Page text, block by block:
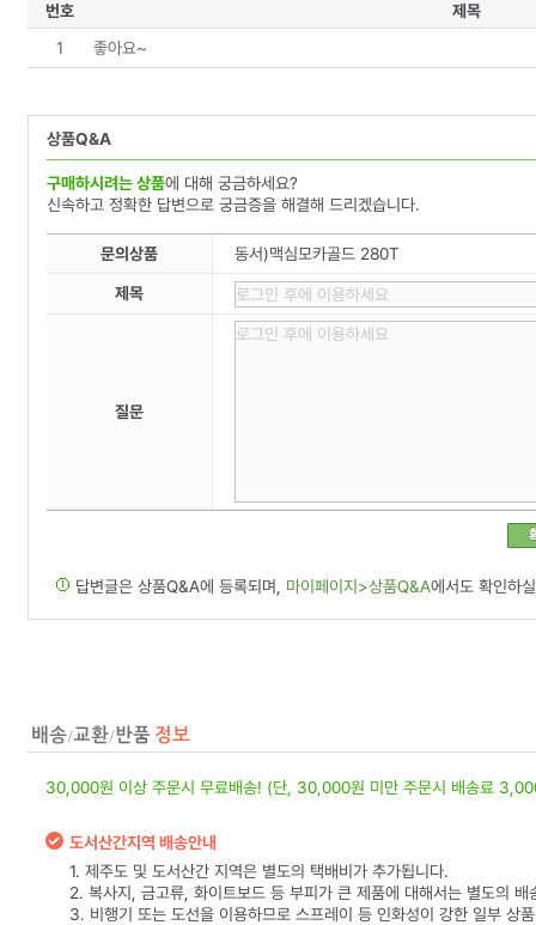
번호
제목
1
좋아요~
상품Q&A
구매하시려는 상품에 대해 궁금하세요?
신속하고 정확한 답변으로 궁금증을 해결해 드리겠습니다.
문의상품 동서)맥심모카골드 280T
제목
질문
답변글은 상품Q&A에 등록되며, 마이페이지>상품Q&A에서도 확인하
30,000원 이상 주문시 무료배송! (단, 30,000원 미만 주문시 배송료
도서산간지역 배송안내
1. 제주도 및 도서산간 지역은 별도의 택배비가 추가됩니다.
2. 복사지, 금고류, 화이트보드 등 부피가 큰 제품에 대해서는 별도의
3. 비행기 또는 도선을 이용하므로 스프레이 등 인화성이 강한 일부 상